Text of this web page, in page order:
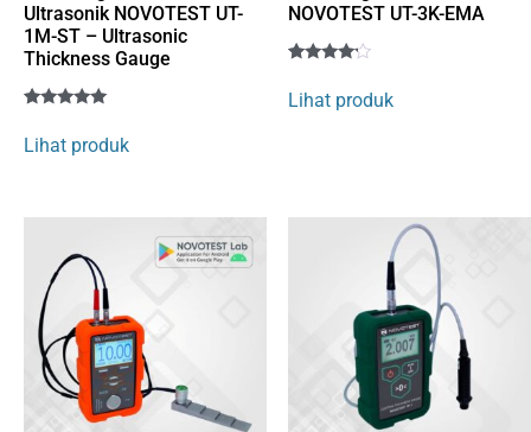
Ultrasonik NOVOTEST UT-
1M-ST – Ultrasonic
Thickness Gauge
5
out of 5
Lihat produk
NOVOTEST UT-3K-EMA
4
out of 5
Lihat produk